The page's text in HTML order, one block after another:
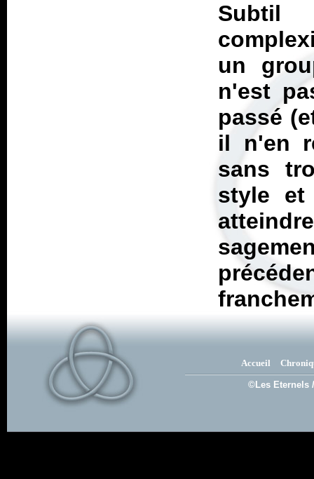
Subtil
un
n'est
passé
il n'en
sans
style et
Accueil
©Les Eternels